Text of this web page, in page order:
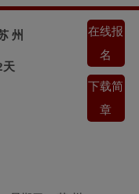
州
天
在线报
名
下载简
章